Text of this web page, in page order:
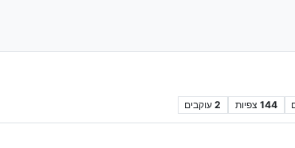
144 צפיות 2 עוקבים